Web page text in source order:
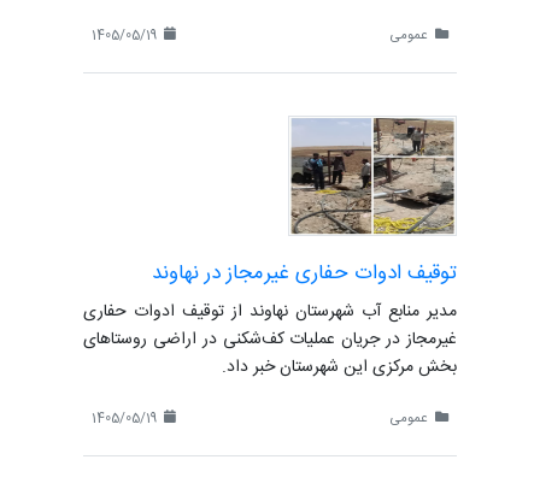
عمومی
توقیف ادوات حفاری غیرمجاز در نهاوند
مدیر منابع آب شهرستان نهاوند از توقیف ادوات حفاری
غیرمجاز در جریان عملیات کف‌شکنی در اراضی روستاهای
بخش مرکزی این شهرستان خبر داد.
عمومی